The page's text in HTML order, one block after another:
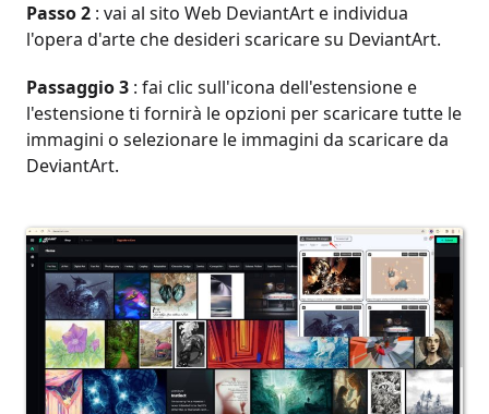
Passo 2 : vai al sito Web DeviantArt e individua
l'opera d'arte che desideri scaricare su DeviantArt.
Passaggio 3 : fai clic sull'icona dell'estensione e
l'estensione ti fornirà le opzioni per scaricare tutte le
immagini o selezionare le immagini da scaricare da
DeviantArt.